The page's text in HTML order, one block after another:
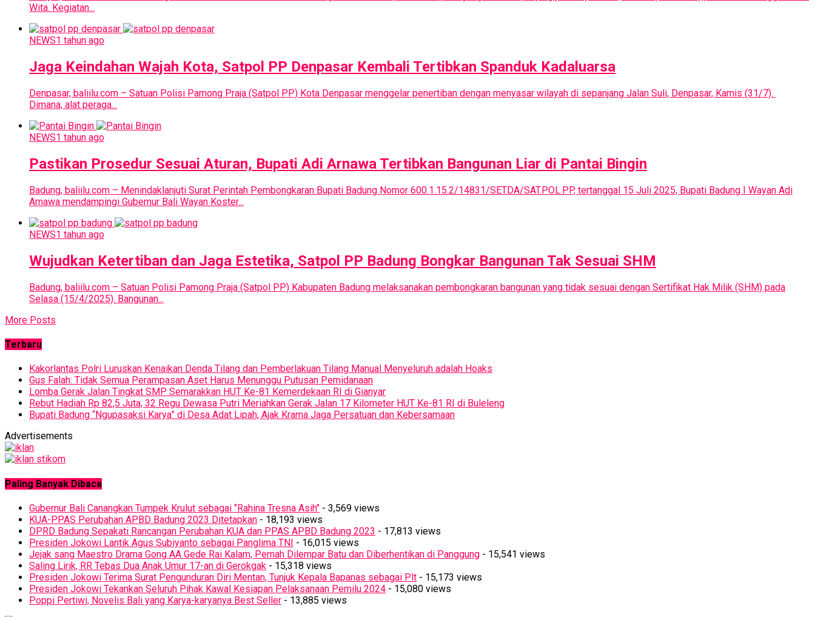
Wita. Kegiatan...
NEWS1 tahun ago
Jaga Keindahan Wajah Kota, Satpol PP Denpasar Kembali Tertibkan Spanduk Kadaluarsa
Denpasar, baliilu.com – Satuan Polisi Pamong Praja (Satpol PP) Kota Denpasar menggelar penertiban dengan menyasar wilayah di sepanjang Jalan Suli, Denpasar, Kamis (31/7).
Dimana, alat peraga...
NEWS1 tahun ago
Pastikan Prosedur Sesuai Aturan, Bupati Adi Arnawa Tertibkan Bangunan Liar di Pantai Bingin
Badung, baliilu.com – Menindaklanjuti Surat Perintah Pembongkaran Bupati Badung Nomor 600.1.15.2/14831/SETDA/SAT.POL.PP, tertanggal 15 Juli 2025, Bupati Badung I Wayan Adi
Arnawa mendampingi Gubernur Bali Wayan Koster...
NEWS1 tahun ago
Wujudkan Ketertiban dan Jaga Estetika, Satpol PP Badung Bongkar Bangunan Tak Sesuai SHM
Badung, baliilu.com – Satuan Polisi Pamong Praja (Satpol PP) Kabupaten Badung melaksanakan pembongkaran bangunan yang tidak sesuai dengan Sertifikat Hak Milik (SHM) pada
Selasa (15/4/2025). Bangunan...
More Posts
Terbaru
Kakorlantas Polri Luruskan Kenaikan Denda Tilang dan Pemberlakuan Tilang Manual Menyeluruh adalah Hoaks
Gus Falah: Tidak Semua Perampasan Aset Harus Menunggu Putusan Pemidanaan
Lomba Gerak Jalan Tingkat SMP Semarakkan HUT Ke-81 Kemerdekaan RI di Gianyar
Rebut Hadiah Rp 82,5 Juta, 32 Regu Dewasa Putri Meriahkan Gerak Jalan 17 Kilometer HUT Ke-81 RI di Buleleng
Bupati Badung “Ngupasaksi Karya” di Desa Adat Lipah, Ajak Krama Jaga Persatuan dan Kebersamaan
Advertisements
Paling Banyak Dibaca
Gubernur Bali Canangkan Tumpek Krulut sebagai ‘’Rahina Tresna Asih’’ - 3,569 views
KUA-PPAS Perubahan APBD Badung 2023 Ditetapkan - 18,193 views
DPRD Badung Sepakati Rancangan Perubahan KUA dan PPAS APBD Badung 2023 - 17,813 views
Presiden Jokowi Lantik Agus Subiyanto sebagai Panglima TNI - 16,015 views
Jejak sang Maestro Drama Gong AA Gede Rai Kalam, Pernah Dilempar Batu dan Diberhentikan di Panggung - 15,541 views
Saling Lirik, RR Tebas Dua Anak Umur 17-an di Gerokgak - 15,318 views
Presiden Jokowi Terima Surat Pengunduran Diri Mentan, Tunjuk Kepala Bapanas sebagai Plt - 15,173 views
Presiden Jokowi Tekankan Seluruh Pihak Kawal Kesiapan Pelaksanaan Pemilu 2024 - 15,080 views
Poppi Pertiwi, Novelis Bali yang Karya-karyanya Best Seller - 13,885 views